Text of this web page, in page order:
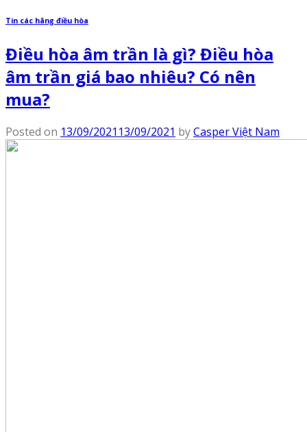
Tin các hãng điều hòa
Điều hòa âm trần là gì? Điều hòa
âm trần giá bao nhiêu? Có nên
mua?
Posted on 13/09/2021 13/09/2021 byCasper Việt Nam